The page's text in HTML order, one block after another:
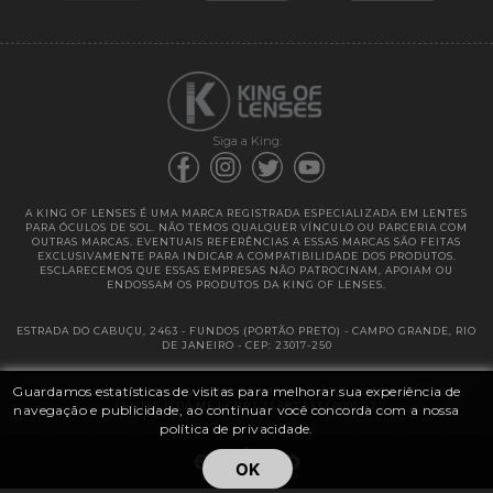
Guardamos estatísticas de visitas para melhorar sua experiência de
navegação e publicidade, ao continuar você concorda com a nossa
política de privacidade.
OK
Siga a King:
A KING OF LENSES É UMA MARCA REGISTRADA ESPECIALIZADA EM LENTES
PARA ÓCULOS DE SOL. NÃO TEMOS QUALQUER VÍNCULO OU PARCERIA COM
OUTRAS MARCAS. EVENTUAIS REFERÊNCIAS A ESSAS MARCAS SÃO FEITAS
EXCLUSIVAMENTE PARA INDICAR A COMPATIBILIDADE DOS PRODUTOS.
ESCLARECEMOS QUE ESSAS EMPRESAS NÃO PATROCINAM, APOIAM OU
ENDOSSAM OS PRODUTOS DA KING OF LENSES.
ESTRADA DO CABUÇU, 2463 - FUNDOS (PORTÃO PRETO) - CAMPO GRANDE, RIO
DE JANEIRO - CEP: 23017-250
@ 2025 | KING OF LENSES - KING OF IMPORTAÇÃO E DISTRIBUIÇÃO DE
LENTES LTDA ME | CNPJ: 13.682.533 / 0001-42